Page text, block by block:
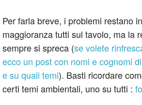
Per farla breve, i problemi restano
maggioranza tutti sul tavolo, ma la
sempre si spreca (se volete
ecco un post con nomi e cognomi
e su quali temi). Basti ricordare
certi temi ambientali, uno su tutti :